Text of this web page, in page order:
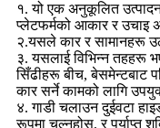
१. यो एक अनुकूलित
प्लेटफर्मको आकार र उचाइ
२.यसले कार र सामानहरू
३. यसलाई विभिन्न तहहरू
सिँढीहरू बीच, बेसमेन्टबाट
कार सर्ने कामको लागि
४. गाडी चलाउन दुईवटा
रूपमा चल्नुहोस्, र पर्याप्त